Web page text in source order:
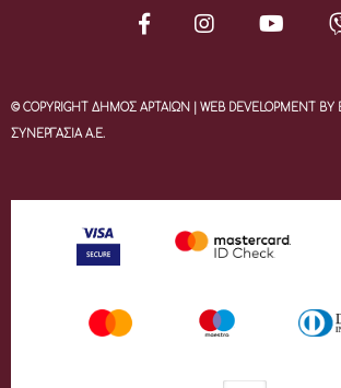
© COPYRIGHT ΔΗΜΟΣ ΑΡΤΑΙΩΝ | WEB DEVELOPMENT BY
ΣΥΝΕΡΓΑΣΙΑ Α.Ε.